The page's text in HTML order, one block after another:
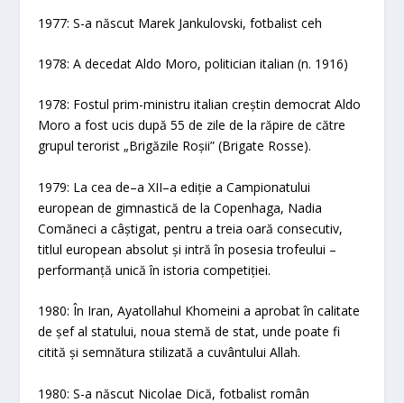
1977: S-a născut Marek Jankulovski, fotbalist ceh
1978: A decedat Aldo Moro, politician italian (n. 1916)
1978: Fostul prim-ministru italian creștin democrat Aldo
Moro a fost ucis după 55 de zile de la răpire de către
grupul terorist „Brigăzile Roșii” (Brigate Rosse).
1979: La cea de–a XII–a ediție a Campionatului
european de gimnastică de la Copenhaga, Nadia
Comăneci a câștigat, pentru a treia oară consecutiv,
titlul european absolut și intră în posesia trofeului –
performanță unică în istoria competiției.
1980: În Iran, Ayatollahul Khomeini a aprobat în calitate
de șef al statului, noua stemă de stat, unde poate fi
citită și semnătura stilizată a cuvântului Allah.
1980: S-a născut Nicolae Dică, fotbalist român